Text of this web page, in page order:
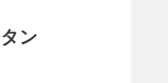
ン